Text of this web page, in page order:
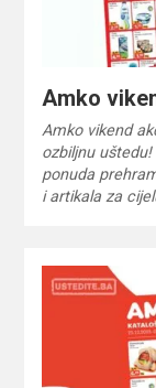
Amko
Amko vikend
ozbiljnu
ponuda
i artikala za